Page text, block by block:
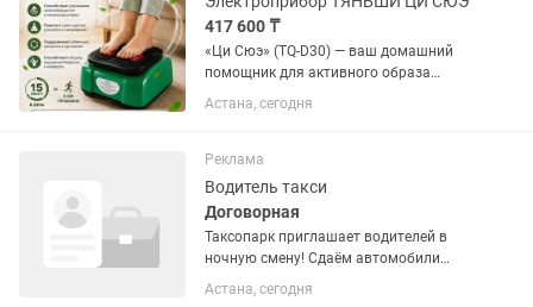
417 600 ₸
«Ци Сюэ» (TQ-D30) — ваш домашний
помощник для активного образа
жизни! Всего 15 минут в день — и вы
почувствуете легкость, расслабление и
Способствует улучшению...
Астана, сегодня
Реклама
Водитель такси
Договорная
Таксопарк приглашает водителей в
ночную смену! Сдаём автомобили
стандарт и комфорт-класса в аренду
для работы в такси. 📅 Условия:•
Астана, сегодня